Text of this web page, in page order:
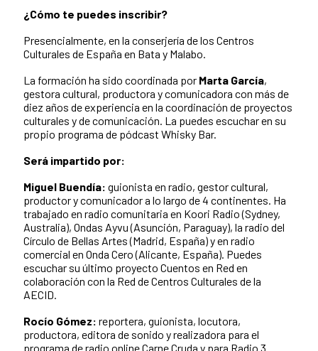
¿Cómo te puedes inscribir?
Presencialmente, en la conserjería de los Centros
Culturales de España en Bata y Malabo.
La formación ha sido coordinada por Marta García,
gestora cultural, productora y comunicadora con más de
diez años de experiencia en la coordinación de proyectos
culturales y de comunicación. La puedes escuchar en su
propio programa de pódcast Whisky Bar.
Será impartido por:
Miguel Buendía: guionista en radio, gestor cultural,
productor y comunicador a lo largo de 4 continentes. Ha
trabajado en radio comunitaria en Koori Radio (Sydney,
Australia), Ondas Ayvu (Asunción, Paraguay), la radio del
Círculo de Bellas Artes (Madrid, España) y en radio
comercial en Onda Cero (Alicante, España). Puedes
escuchar su último proyecto Cuentos en Red en
colaboración con la Red de Centros Culturales de la
AECID.
Rocío Gómez: reportera, guionista, locutora,
productora, editora de sonido y realizadora para el
programa de radio online Carne Cruda y para Radio 3